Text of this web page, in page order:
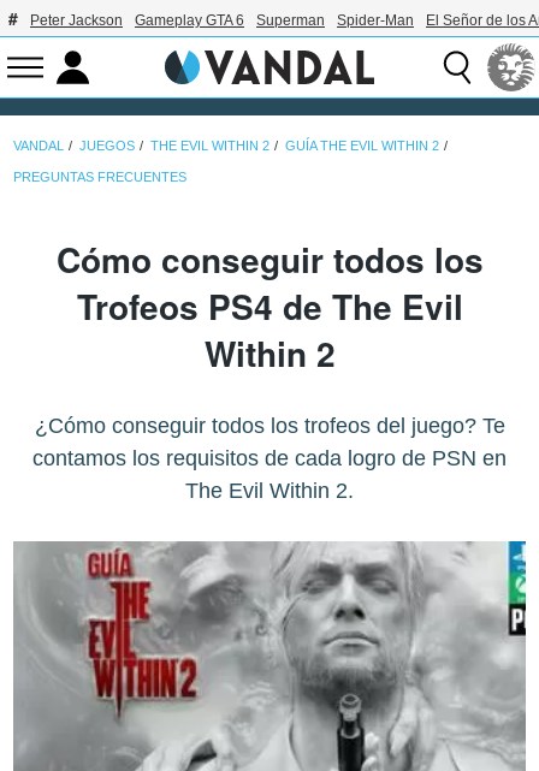
Peter Jackson Gameplay GTA 6 Superman Spider-Man El Señor de los
VANDAL JUEGOS THE EVIL WITHIN 2 GUÍA THE EVIL WITHIN 2
PREGUNTAS FRECUENTES
Cómo conseguir todos los
Trofeos PS4 de The Evil
Within 2
¿Cómo conseguir todos los trofeos del juego? Te
contamos los requisitos de cada logro de PSN en
The Evil Within 2.